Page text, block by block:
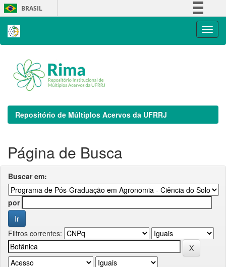
Skip
navigation
BRASIL
Repositório de Múltiplos Acervos da UFRRJ
Página de Busca
Buscar em:
por
Filtros correntes: